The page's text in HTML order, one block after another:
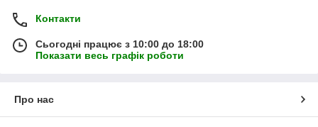
Контакти
Сьогодні працює з 10:00 до 18:00
Показати весь графік роботи
Про нас